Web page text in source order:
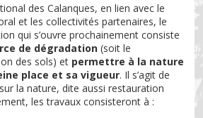
des Calanques, en lien avec le
et les collectivités partenaires, le
qui s’ouvre prochainement consiste
de dégradation (soit le
des sols) et permettre à la nature
place et sa vigueur. Il s’agit de
la nature, dite aussi restauration
les travaux consisteront à :